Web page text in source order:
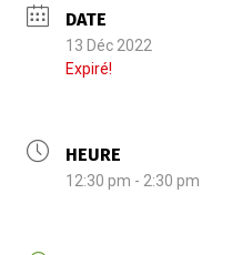
DATE
13 Déc 2022
Expiré!
HEURE
12:30 pm - 2:30 pm